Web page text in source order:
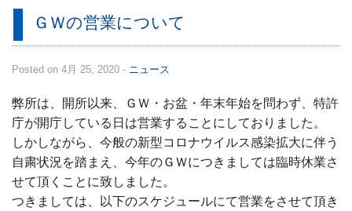
ＧＷの営業について
Posted on 4月 25, 2020 - ニュース
弊所は、開所以来、ＧＷ・お盆・年末年始を問わず、特許
庁が開庁している日は営業することにしておりました。
しかしながら、今般の新型コロナウイルス感染拡大に伴う
自粛状況を踏まえ、今年のＧＷにつきましては臨時休業さ
せて頂くことに致しました。
つきましては、以下のスケジュールにて営業をさせて頂き